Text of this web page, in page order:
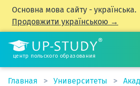
Основна мова сайту - українська.
Продовжити українською →
центр польского образования
Главная Университеты